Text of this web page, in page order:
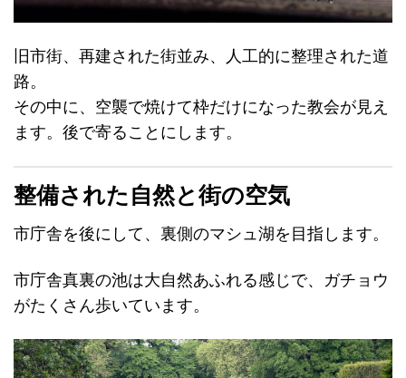
旧市街、再建された街並み、人工的に整理された道
路。
その中に、空襲で焼けて枠だけになった教会が見え
ます。後で寄ることにします。
整備された自然と街の空気
市庁舎を後にして、裏側のマシュ湖を目指します。
市庁舎真裏の池は大自然あふれる感じで、ガチョウ
がたくさん歩いています。